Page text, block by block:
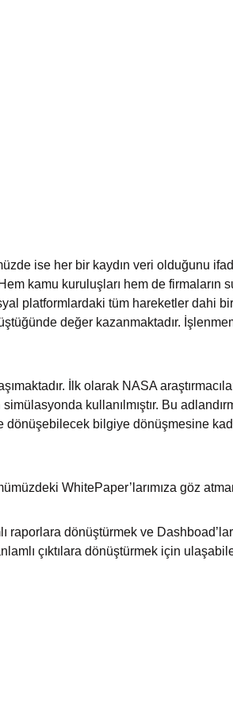
ise her bir kaydın veri olduğunu
kamu kuruluşları hem de firmaların
platformlardaki tüm hareketler dahi
değer kazanmaktadır.
İlk olarak NASA
kullanılmıştır. Bu
bilgiye dönüşmesine
WhitePaper’larımıza göz
dönüştürmek ve
çıktılara dönüştürmek için